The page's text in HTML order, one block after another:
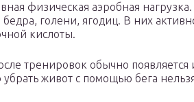
физическая аэробная
голени, ягодиц. В них
кислоты.
тренировок обычно
убрать живот с помощью бега